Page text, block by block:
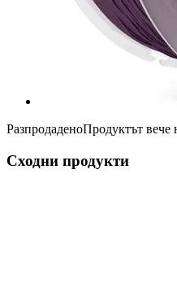
РазпродаденоПродуктът вече
Сходни продукти